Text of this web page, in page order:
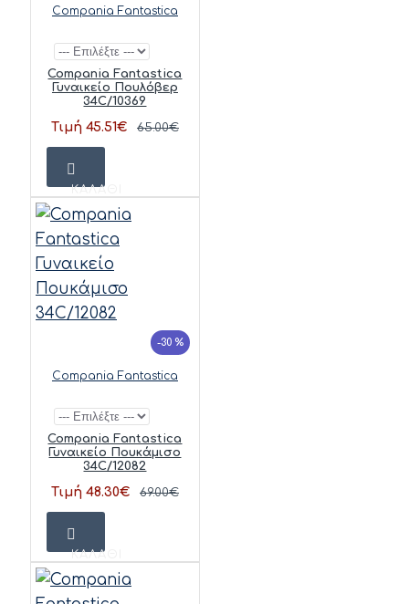
Compania Fantastica
Compania Fantastica
Γυναικείο Πουλόβερ
34C/10369
Τιμή 45.51€ 65.00€
ΚΑΛΆΘΙ
-30 %
Compania Fantastica
Compania Fantastica
Γυναικείο Πουκάμισο
34C/12082
Τιμή 48.30€ 69.00€
ΚΑΛΆΘΙ